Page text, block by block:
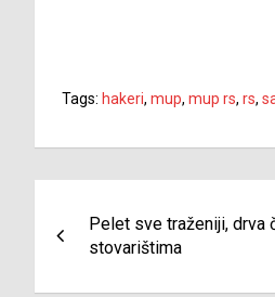
Tags: hakeri, mup, mup rs, rs,
članaka
Pelet sve traženiji, drva
stovarištima